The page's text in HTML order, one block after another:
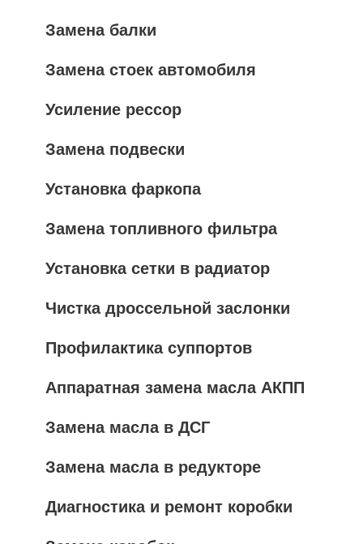
Замена балки
Замена стоек автомобиля
Усиление рессор
Замена подвески
Установка фаркопа
Замена топливного фильтра
Установка сетки в радиатор
Чистка дроссельной заслонки
Профилактика суппортов
Аппаратная замена масла АКПП
Замена масла в ДСГ
Замена масла в редукторе
Диагностика и ремонт коробки